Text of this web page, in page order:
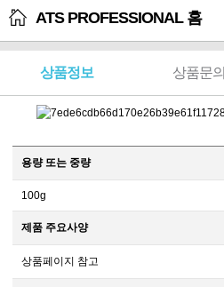
ATS PROFESSIONAL 홈
상품정보 상품문의
용량 또는 중량
100g
제품 주요사양
상품페이지 참고